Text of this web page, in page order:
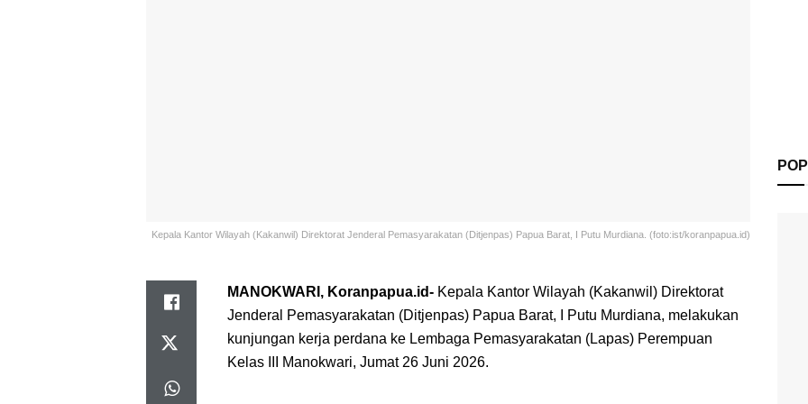
Kepala Kantor Wilayah (Kakanwil) Direktorat Jenderal Pemasyarakatan (Ditjenpas) Papua Barat, I Putu Murdiana. (foto:ist/koranpapua.id)
MANOKWARI, Koranpapua.id- Kepala Kantor Wilayah (Kakanwil) Direktorat
Jenderal Pemasyarakatan (Ditjenpas) Papua Barat, I Putu Murdiana, melakukan
kunjungan kerja perdana ke Lembaga Pemasyarakatan (Lapas) Perempuan
Kelas III Manokwari, Jumat 26 Juni 2026.